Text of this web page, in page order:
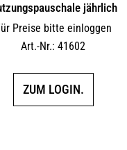
jährlich
Preise bitte einloggen
Art.-Nr.: 41602
ZUM LOGIN.